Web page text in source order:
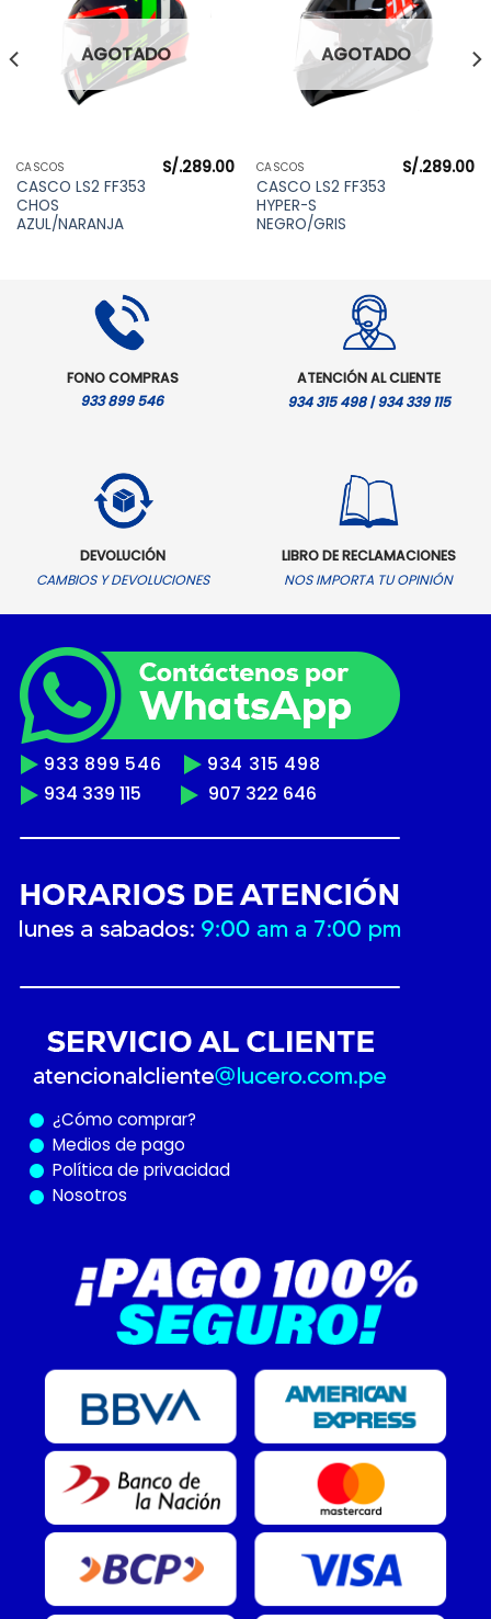
AGOTADO
CASCOS
CASCO LS2 FF353
CHOS
AZUL/NARANJA
S/.289.00
AGOTADO
CASCOS
CASCO LS2 FF353
HYPER-S
NEGRO/GRIS
S/.289.00
FONO COMPRAS
933 899 546
ATENCIÓN AL CLIENTE
934 315 498 | 934 339 115
DEVOLUCIÓN
CAMBIOS Y DEVOLUCIONES
LIBRO DE RECLAMACIONES
NOS IMPORTA TU OPINIÓN
933 899 546
934 315 498
934 339 115
907 322 646
¿Cómo comprar?
Medios de pago
Política de privacidad
Nosotros